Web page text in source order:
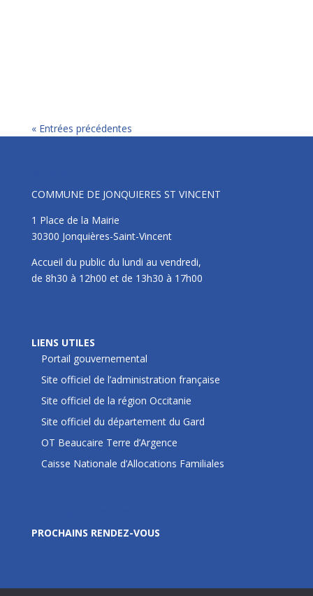
« Entrées précédentes
COMMUNE DE JONQUIERES ST VINCENT
1 Place de la Mairie
30300 Jonquières-Saint-Vincent
Accueil du public du lundi au vendredi,
de 8h30 à 12h00 et de 13h30 à 17h00
LIENS UTILES
Portail gouvernemental
Site officiel de l’administration française
Site officiel de la région Occitanie
Site officiel du département du Gard
OT Beaucaire Terre d’Argence
Caisse Nationale d’Allocations Familiales
PROCHAINS RENDEZ-VOUS